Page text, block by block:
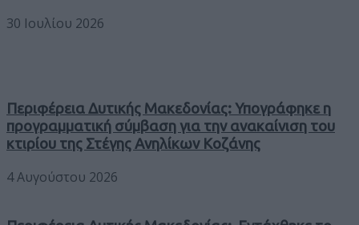
30 Ιουλίου 2026
Περιφέρεια Δυτικής Μακεδονίας: Υπογράφηκε η
προγραμματική σύμβαση για την ανακαίνιση του
κτιρίου της Στέγης Ανηλίκων Κοζάνης
4 Αυγούστου 2026